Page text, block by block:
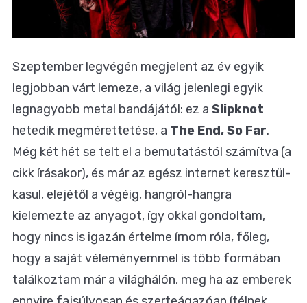
Szeptember legvégén megjelent az év egyik
legjobban várt lemeze, a világ jelenlegi egyik
legnagyobb metal bandájától: ez a Slipknot
hetedik megmérettetése, a The End, So Far.
Még két hét se telt el a bemutatástól számítva (a
cikk írásakor), és már az egész internet keresztül-
kasul, elejétől a végéig, hangról-hangra
kielemezte az anyagot, így okkal gondoltam,
hogy nincs is igazán értelme írnom róla, főleg,
hogy a saját véleményemmel is több formában
találkoztam már a világhálón, meg ha az emberek